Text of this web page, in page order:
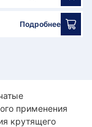
Подробнее
применения
крутящего